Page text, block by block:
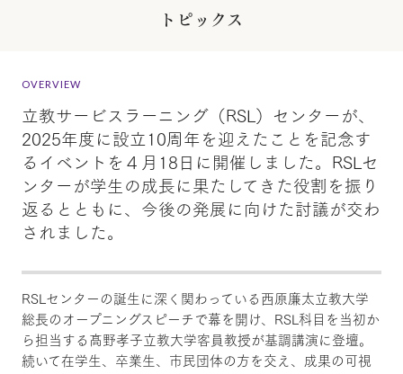
トピックス
OVERVIEW
立教サービスラーニング（RSL）センターが、
2025年度に設立10周年を迎えたことを記念す
るイベントを４月18日に開催しました。RSLセ
ンターが学生の成長に果たしてきた役割を振り
返るとともに、今後の発展に向けた討議が交わ
されました。
RSLセンターの誕生に深く関わっている西原廉太立教大学
総長のオープニングスピーチで幕を開け、RSL科目を当初か
ら担当する髙野孝子立教大学客員教授が基調講演に登壇。
続いて在学生、卒業生、市民団体の方を交え、成果の可視